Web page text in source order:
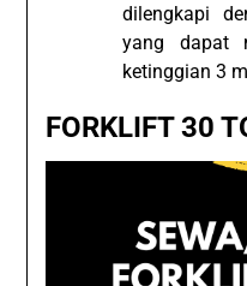
dilengkapi
yang dapat
ketinggian 3
FORKLIFT 30